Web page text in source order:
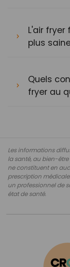
L'air
plus
Quels
fryer au
Les informations
la santé, au bien-
ne constituent en
prescription
un professionnel de
état de santé.